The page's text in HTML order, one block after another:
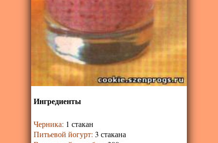
Ингредиенты
Черника: 1 стакан
Питьевой йогурт: 3 стакана